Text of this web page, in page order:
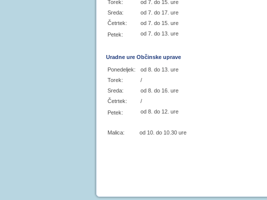
Torek:
od 7. do 15. ure
Sreda:
od 7. do 17. ure
Četrtek:
od 7. do 15. ure
Petek:
od 7. do 13. ure
Uradne ure Občinske uprave
Ponedeljek:
od 8. do 13. ure
Torek:
/
Sreda:
od 8. do 16. ure
Četrtek:
/
Petek:
od 8. do 12. ure
Malica: od 10. do 10.30 ure